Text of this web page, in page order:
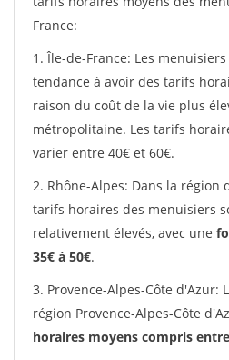
France:
1. Île-de-France: Les
tendance à avoir des tarifs
raison du coût de la vie plus
métropolitaine. Les tarifs
varier entre 40€ et 60€.
2. Rhône-Alpes: Dans la région
tarifs horaires des menuisiers
relativement élevés, avec une
35€ à 50€.
3. Provence-Alpes-Côte d'Azur:
région Provence-Alpes-Côte
horaires moyens compris